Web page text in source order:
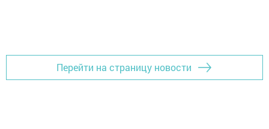
Перейти на страницу новости